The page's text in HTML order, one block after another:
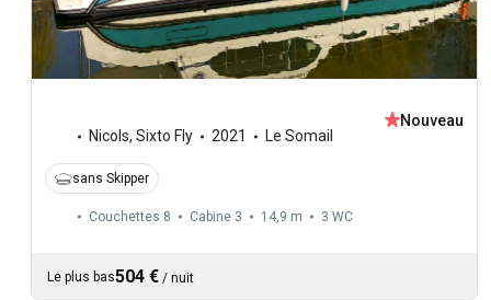
Nicols, Sixto Fly 2021 Le Somail
Nouveau
sans Skipper
Couchettes 8 Cabine 3 14,9 m 3 WC
Le plus bas504 € / nuit